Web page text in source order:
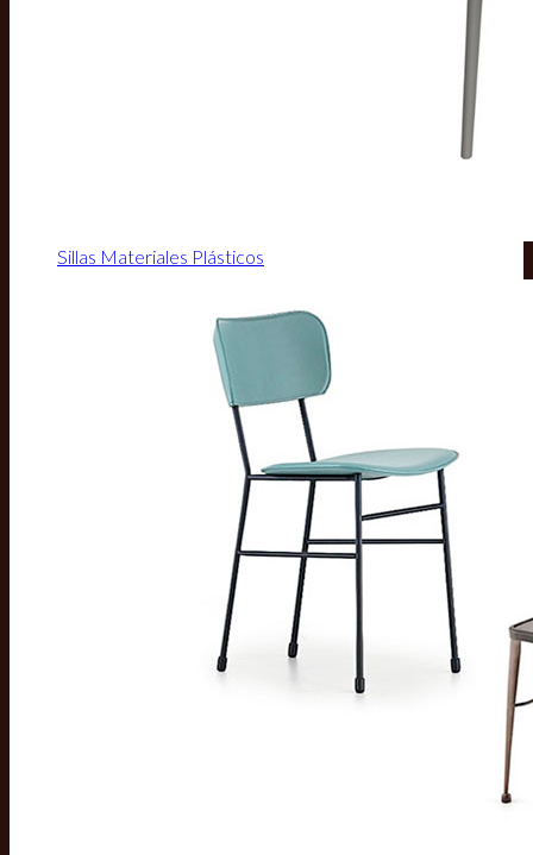
Sillas Materiales Plásticos